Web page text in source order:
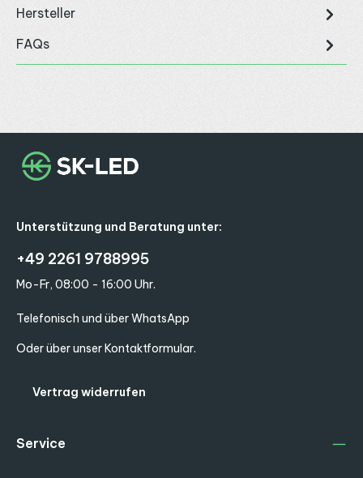
Hersteller
FAQs
Unterstützung und Beratung unter:
+49 2261 9788995
Mo-Fr, 08:00 - 16:00 Uhr.
Telefonisch und über WhatsApp
Oder über unserKontaktformular.
Vertrag widerrufen
Service